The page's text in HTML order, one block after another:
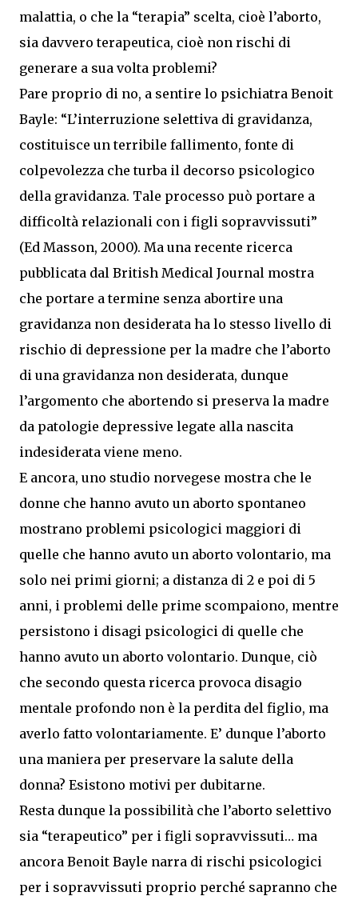
malattia, o che la “terapia” scelta, cioè l’aborto,
sia davvero terapeutica, cioè non rischi di
generare a sua volta problemi?
Pare proprio di no, a sentire lo psichiatra Benoit
Bayle: “L’interruzione selettiva di gravidanza,
costituisce un terribile fallimento, fonte di
colpevolezza che turba il decorso psicologico
della gravidanza. Tale processo può portare a
difficoltà relazionali con i figli sopravvissuti”
(Ed Masson, 2000). Ma una recente ricerca
pubblicata dal British Medical Journal mostra
che portare a termine senza abortire una
gravidanza non desiderata ha lo stesso livello di
rischio di depressione per la madre che l’aborto
di una gravidanza non desiderata, dunque
l’argomento che abortendo si preserva la madre
da patologie depressive legate alla nascita
indesiderata viene meno.
E ancora, uno studio norvegese mostra che le
donne che hanno avuto un aborto spontaneo
mostrano problemi psicologici maggiori di
quelle che hanno avuto un aborto volontario, ma
solo nei primi giorni; a distanza di 2 e poi di 5
anni, i problemi delle prime scompaiono, mentre
persistono i disagi psicologici di quelle che
hanno avuto un aborto volontario. Dunque, ciò
che secondo questa ricerca provoca disagio
mentale profondo non è la perdita del figlio, ma
averlo fatto volontariamente. E’ dunque l’aborto
una maniera per preservare la salute della
donna? Esistono motivi per dubitarne.
Resta dunque la possibilità che l’aborto selettivo
sia “terapeutico” per i figli sopravvissuti… ma
ancora Benoit Bayle narra di rischi psicologici
per i sopravvissuti proprio perché sapranno che